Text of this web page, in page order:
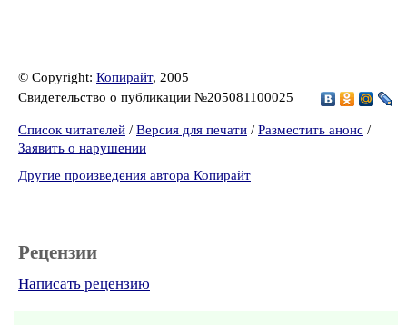
© Copyright: Копирайт, 2005
Свидетельство о публикации №205081100025
Список читателей / Версия для печати / Разместить анонс /
Заявить о нарушении
Другие произведения автора Копирайт
Рецензии
Написать рецензию